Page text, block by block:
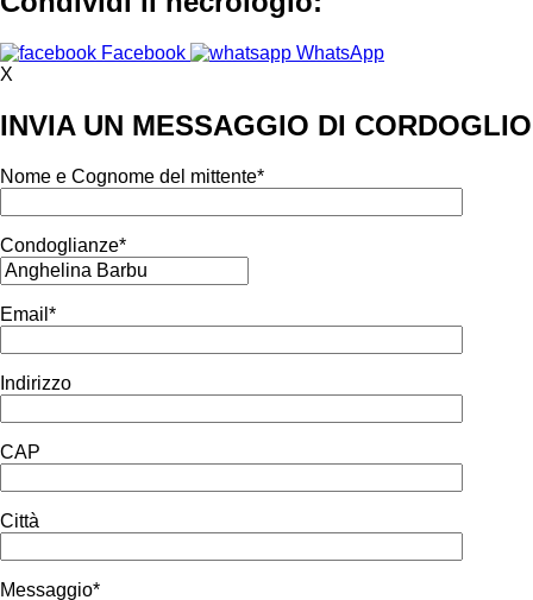
Facebook
WhatsApp
X
INVIA UN MESSAGGIO DI CORDOGLIO
Nome e Cognome del mittente*
Condoglianze*
Email*
Indirizzo
CAP
Città
Messaggio*